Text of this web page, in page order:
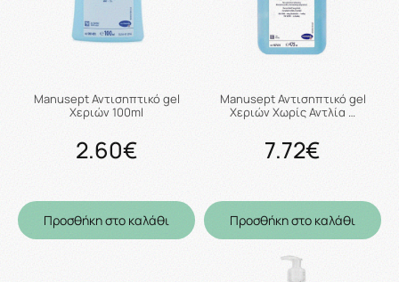
Manusept Αντισηπτικό gel
Χεριών 100ml
2.60€
Προσθήκη στο καλάθι
Manusept Αντισηπτικό gel
Χεριών Χωρίς Αντλία …
7.72€
Προσθήκη στο καλάθι